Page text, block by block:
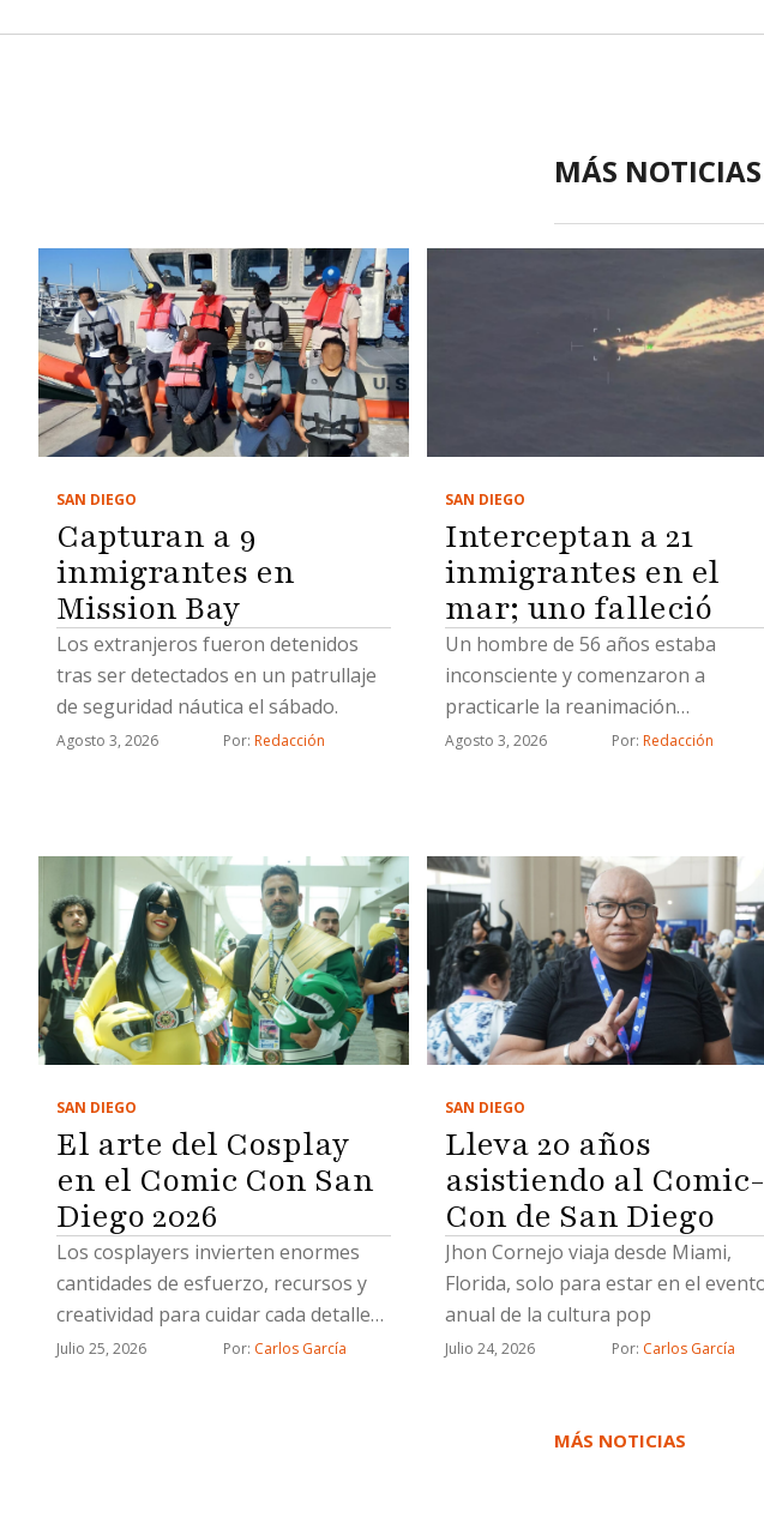
MÁS NOTICIAS
SAN DIEGO
Capturan a 9
inmigrantes en
Mission Bay
Los extranjeros fueron detenidos
tras ser detectados en un patrullaje
de seguridad náutica el sábado.
Agosto 3, 2026 Por: Redacción
SAN DIEGO
Interceptan a 21
inmigrantes en el
mar; uno falleció
Un hombre de 56 años estaba
inconsciente y comenzaron a
practicarle la reanimación
cardiopulmonar (RCP)
Agosto 3, 2026 Por: Redacción
SAN DIEGO
El arte del Cosplay
en el Comic Con San
Diego 2026
Los cosplayers invierten enormes
cantidades de esfuerzo, recursos y
creatividad para cuidar cada detalle
de sus caracterizaciones para acudir
Julio 25, 2026 Por: Carlos García
SAN DIEGO
Lleva 20 años
asistiendo al Comic-
Con de San Diego
Jhon Cornejo viaja desde Miami,
Florida, solo para estar en el
anual de la cultura pop
Julio 24, 2026 Por: Carlos García
MÁS NOTICIAS